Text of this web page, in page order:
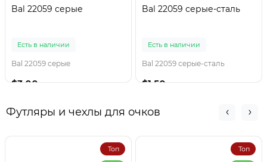
Bal 22059 серые
Есть в наличии
Bal 22059 серые
$3.00
Bal 22059 серые-сталь
Есть в наличии
Bal 22059 серые-сталь
$1.50
Футляры и чехлы для очков
Топ Топ